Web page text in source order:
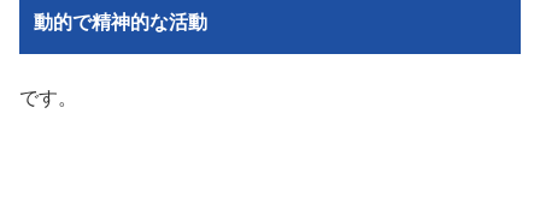
動的で精神的な活動
です。